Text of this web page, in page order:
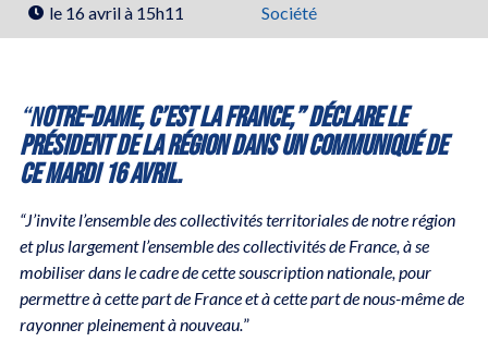
le 16 avril à 15h11 Société
“Notre-Dame, c’est la France,” déclare le
président de la région dans un communiqué de
ce mardi 16 avril.
“J’invite l’ensemble des collectivités territoriales de notre région
et plus largement l’ensemble des collectivités de France, à se
mobiliser dans le cadre de cette souscription nationale, pour
permettre à cette part de France et à cette part de nous-même de
rayonner pleinement à nouveau.”